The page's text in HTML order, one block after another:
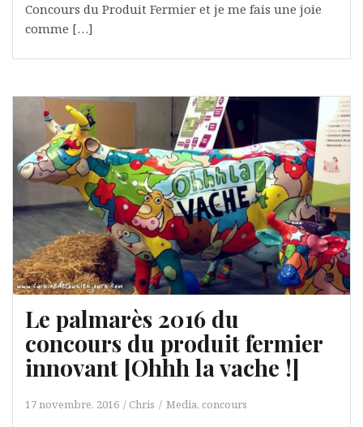
Concours du Produit Fermier et je me fais une joie
comme […]
Le palmarès 2016 du
concours du produit fermier
innovant [Ohhh la vache !]
17 novembre, 2016 Chris Media, concours